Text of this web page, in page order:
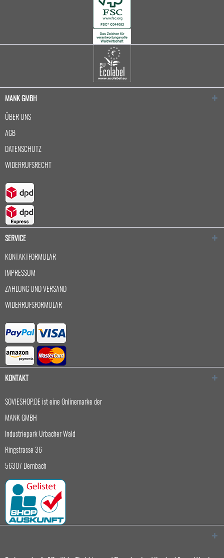
MANK GMBH
ÜBER UNS
AGB
DATENSCHUTZ
WIDERRUFSRECHT
SERVICE
KONTAKTFORMULAR
IMPRESSUM
ZAHLUNG UND VERSAND
WIDERRUFSFORMULAR
KONTAKT
SOVIESHOP.DE ist eine Onlinemarke der
MANK GMBH
Industriepark Urbacher Wald
Ringstrasse 36
56307 Dernbach